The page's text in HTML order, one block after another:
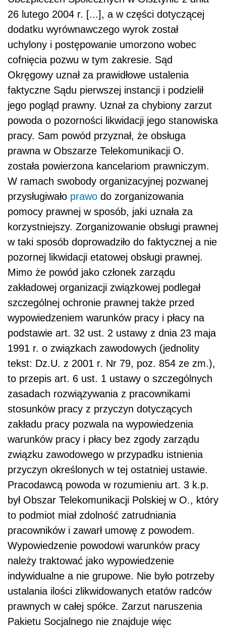
26 lutego 2004 r. [...], a w części dotyczącej
dodatku wyrównawczego wyrok został
uchylony i postępowanie umorzono wobec
cofnięcia pozwu w tym zakresie. Sąd
Okręgowy uznał za prawidłowe ustalenia
faktyczne Sądu pierwszej instancji i podzielił
jego pogląd prawny. Uznał za chybiony zarzut
powoda o pozorności likwidacji jego stanowiska
pracy. Sam powód przyznał, że obsługa
prawna w Obszarze Telekomunikacji O.
została powierzona kancelariom prawniczym.
W ramach swobody organizacyjnej pozwanej
przysługiwało prawo do zorganizowania
pomocy prawnej w sposób, jaki uznała za
korzystniejszy. Zorganizowanie obsługi prawnej
w taki sposób doprowadziło do faktycznej a nie
pozornej likwidacji etatowej obsługi prawnej.
Mimo że powód jako członek zarządu
zakładowej organizacji związkowej podlegał
szczególnej ochronie prawnej także przed
wypowiedzeniem warunków pracy i płacy na
podstawie art. 32 ust. 2 ustawy z dnia 23 maja
1991 r. o związkach zawodowych (jednolity
tekst: Dz.U. z 2001 r. Nr 79, poz. 854 ze zm.),
to przepis art. 6 ust. 1 ustawy o szczególnych
zasadach rozwiązywania z pracownikami
stosunków pracy z przyczyn dotyczących
zakładu pracy pozwala na wypowiedzenia
warunków pracy i płacy bez zgody zarządu
związku zawodowego w przypadku istnienia
przyczyn określonych w tej ostatniej ustawie.
Pracodawcą powoda w rozumieniu art. 3 k.p.
był Obszar Telekomunikacji Polskiej w O., który
to podmiot miał zdolność zatrudniania
pracowników i zawarł umowę z powodem.
Wypowiedzenie powodowi warunków pracy
należy traktować jako wypowiedzenie
indywidualne a nie grupowe. Nie było potrzeby
ustalania ilości zlikwidowanych etatów radców
prawnych w całej spółce. Zarzut naruszenia
Pakietu Socjalnego nie znajduje więc